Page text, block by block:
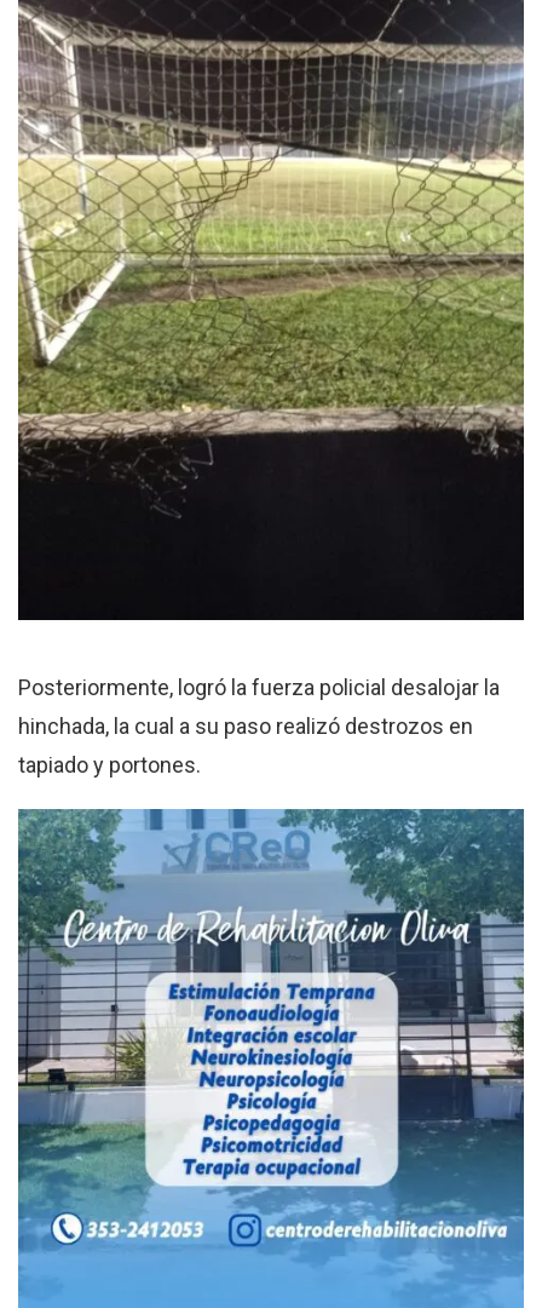
Posteriormente, logró la fuerza policial desalojar la
hinchada, la cual a su paso realizó destrozos en
tapiado y portones.